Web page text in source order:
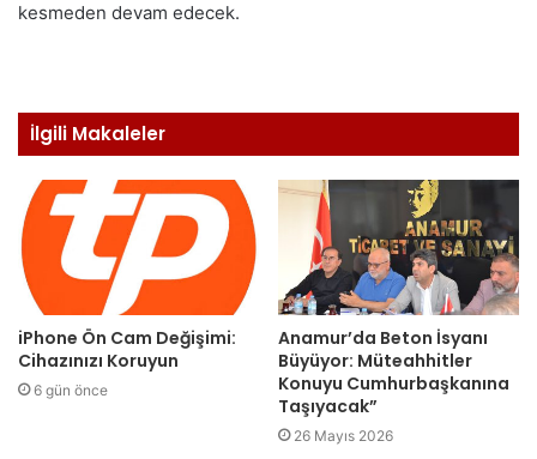
kesmeden devam edecek.
İlgili Makaleler
iPhone Ön Cam Değişimi:
Cihazınızı Koruyun
6 gün önce
Anamur’da Beton İsyanı
Büyüyor: Müteahhitler
Konuyu Cumhurbaşkanına
Taşıyacak”
26 Mayıs 2026